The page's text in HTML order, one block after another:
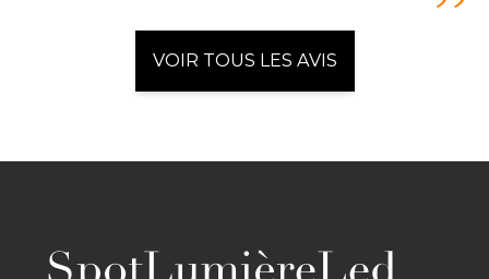
VOIR TOUS LES AVIS